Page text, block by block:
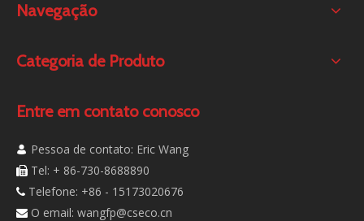
Navegação
Categoria de Produto
Entre em contato conosco
 Pessoa de contato: Eric Wang
 Tel: + 86-730-8688890
 Telefone: +86 - 15173020676
 O email: wangfp@cseco.cn